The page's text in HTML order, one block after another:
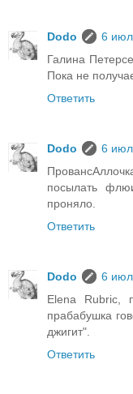
Dodo
6
Галина
Пока не
Ответить
Dodo
6
посылать
проняло.
Ответить
Dodo
6
Elena Rubric,
прабабушка
джигит".
Ответить